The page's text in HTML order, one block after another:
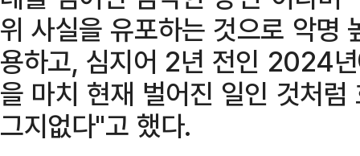
위 사실을 유포하는 것으로 악명
용하고, 심지어 2년 전인 2024
을 마치 현재 벌어진 일인 것처
그지없다"고 했다.